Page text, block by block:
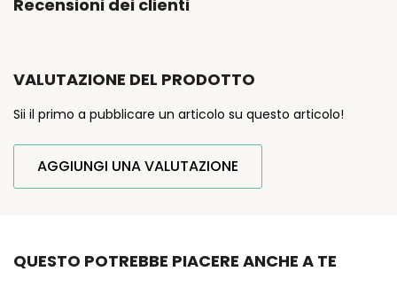
Recensioni dei clienti
VALUTAZIONE DEL PRODOTTO
Sii il primo a pubblicare un articolo su questo articolo!
AGGIUNGI UNA VALUTAZIONE
QUESTO POTREBBE PIACERE ANCHE A TE